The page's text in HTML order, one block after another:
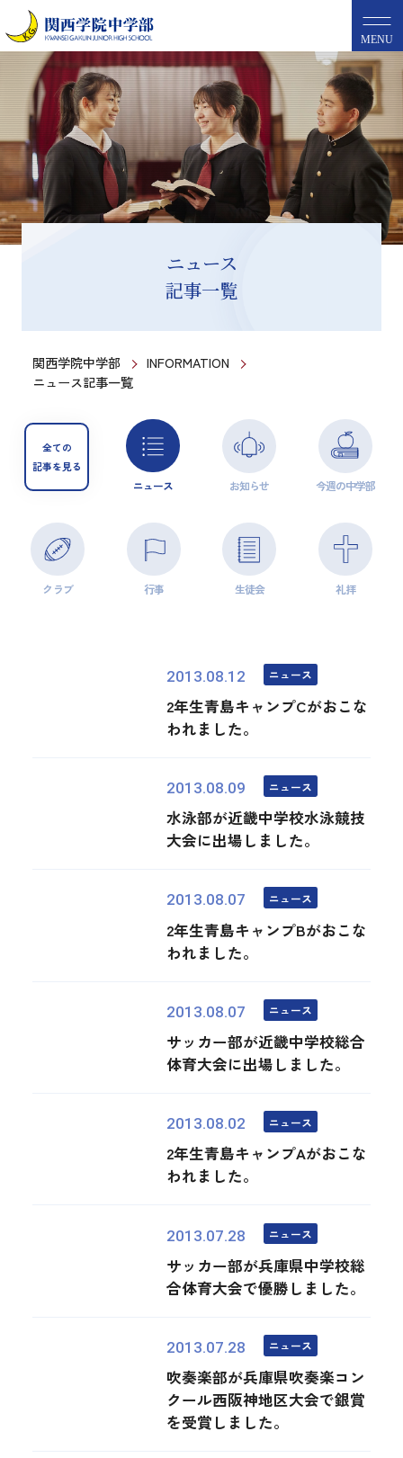
MENU
ニュース
記事一覧
関西学院中学部
INFORMATION
ニュース記事一覧
全ての
記事を見る
ニュース お知らせ 今週の中学部
クラブ 行事 生徒会 礼拝
2013.08.12 ニュース
2年生青島キャンプCがおこな
われました。
2013.08.09 ニュース
水泳部が近畿中学校水泳競技
大会に出場しました。
2013.08.07 ニュース
2年生青島キャンプBがおこな
われました。
2013.08.07 ニュース
サッカー部が近畿中学校総合
体育大会に出場しました。
2013.08.02 ニュース
2年生青島キャンプAがおこな
われました。
2013.07.28 ニュース
サッカー部が兵庫県中学校総
合体育大会で優勝しました。
2013.07.28 ニュース
吹奏楽部が兵庫県吹奏楽コン
クール西阪神地区大会で銀賞
を受賞しました。